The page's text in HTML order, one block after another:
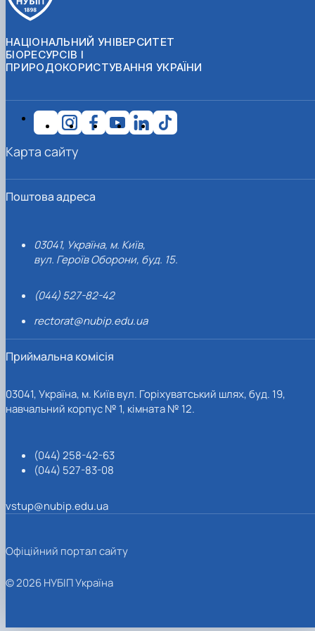
НАЦІОНАЛЬНИЙ УНІВЕРСИТЕТ
БІОРЕСУРСІВ І
ПРИРОДОКОРИСТУВАННЯ УКРАЇНИ
Поштова адреса
03041, Україна, м. Київ,
вул. Героїв Оборони, буд. 15.
(044) 527-82-42
rectorat@nubip.edu.ua
Приймальна комісія
03041, Україна, м. Київ вул. Горіхуватський шлях, буд. 19,
навчальний корпус № 1, кімната № 12.
(044) 258-42-63
(044) 527-83-08
vstup@nubip.edu.ua
Карта сайту
Офіційний портал сайту
© 2026 НУБІП Україна